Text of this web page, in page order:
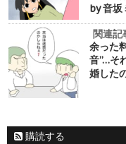
by 音坂
関連記
余った
音”…そ
婚した
購読する